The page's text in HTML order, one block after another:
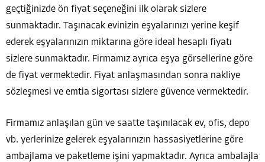
geçtiğinizde ön fiyat seçeneğini ilk olarak sizlere
sunmaktadır. Taşınacak evinizin eşyalarınızı yerine keşif
ederek eşyalarınızın miktarına göre ideal hesaplı fiyatı
sizlere sunmaktadır. Firmamız ayrıca eşya görsellerine göre
de fiyat vermektedir. Fiyat anlaşmasından sonra nakliye
sözleşmesi ve emtia sigortası sizlere güvence vermektedir.
Firmamız anlaşılan gün ve saatte taşınılacak ev, ofis, depo
vb. yerlerinize gelerek eşyalarınızın hassasiyetlerine göre
ambajlama ve paketleme işini yapmaktadır. Ayrıca ambalajla